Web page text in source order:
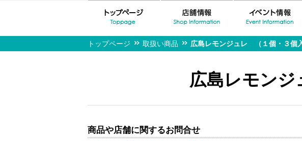
トップページ 取扱い商品 広島レモンジュレ （１個・３個入
広島レモン
商品や店舗に関するお問合せ